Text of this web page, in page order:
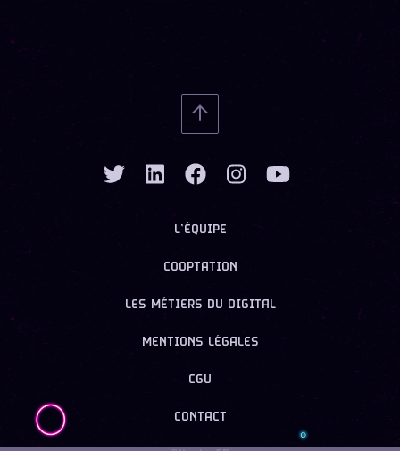
L’ÉQUIPE
COOPTATION
LES MÉTIERS DU DIGITAL
MENTIONS LÉGALES
CGU
CONTACT